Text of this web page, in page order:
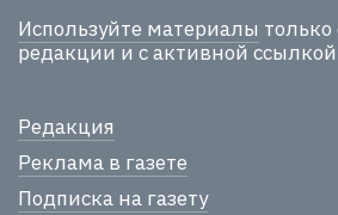
Используйте материалы только
редакции и с активной
Редакция
Реклама в газете
Подписка на газету